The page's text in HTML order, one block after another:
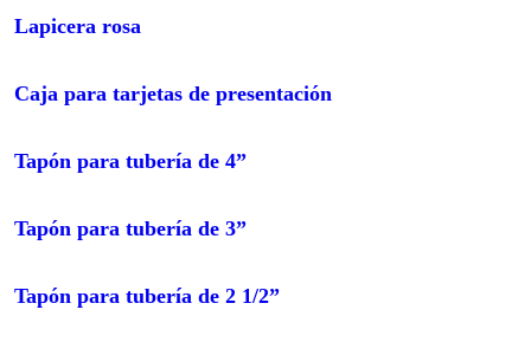
lapicera rosa
caja para tarjetas de presentación
tapón para tubería de 4”
tapón para tubería de 3”
tapón para tubería de 2 1/2”